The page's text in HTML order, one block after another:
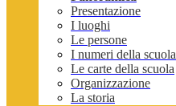
Presentazione
I luoghi
Le persone
I numeri della scuola
Le carte della scuola
Organizzazione
La storia